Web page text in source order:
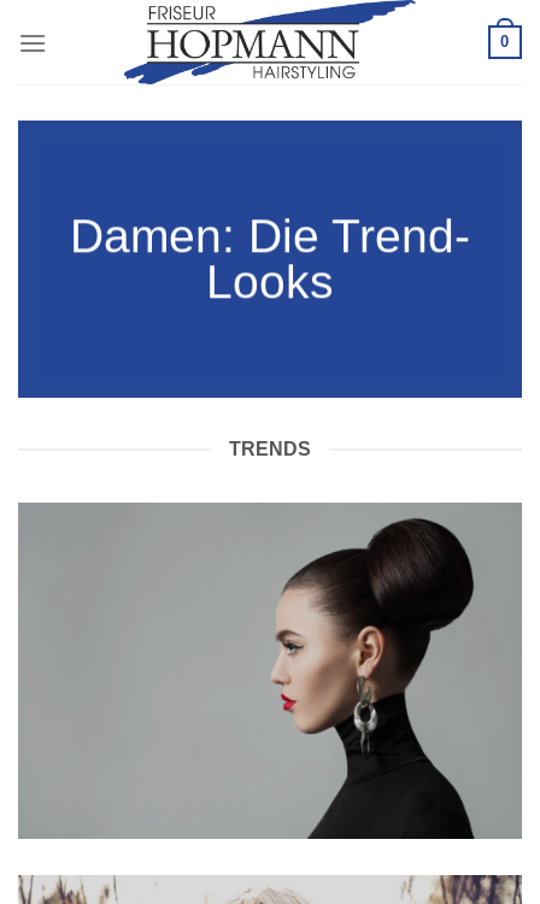
Inhalt
0
Damen: Die Trend-
Looks
TRENDS